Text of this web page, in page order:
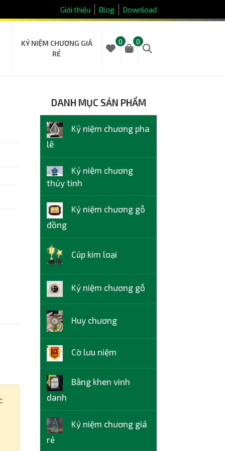
DANH MỤC SẢN PHẨM
Kỷ niệm chương pha
lê
Kỷ niệm chương
thủy tinh
Kỷ niệm chương gỗ
đồng
Cúp kim loại
Kỷ niệm chương gỗ
Huy chương
Cờ lưu niệm
Bằng khen vinh
danh
Kỷ niệm chương giá
rẻ
Giới thiệu Blog Download
KỶ NIỆM CHƯƠNG GIÁ
RẺ
0 0